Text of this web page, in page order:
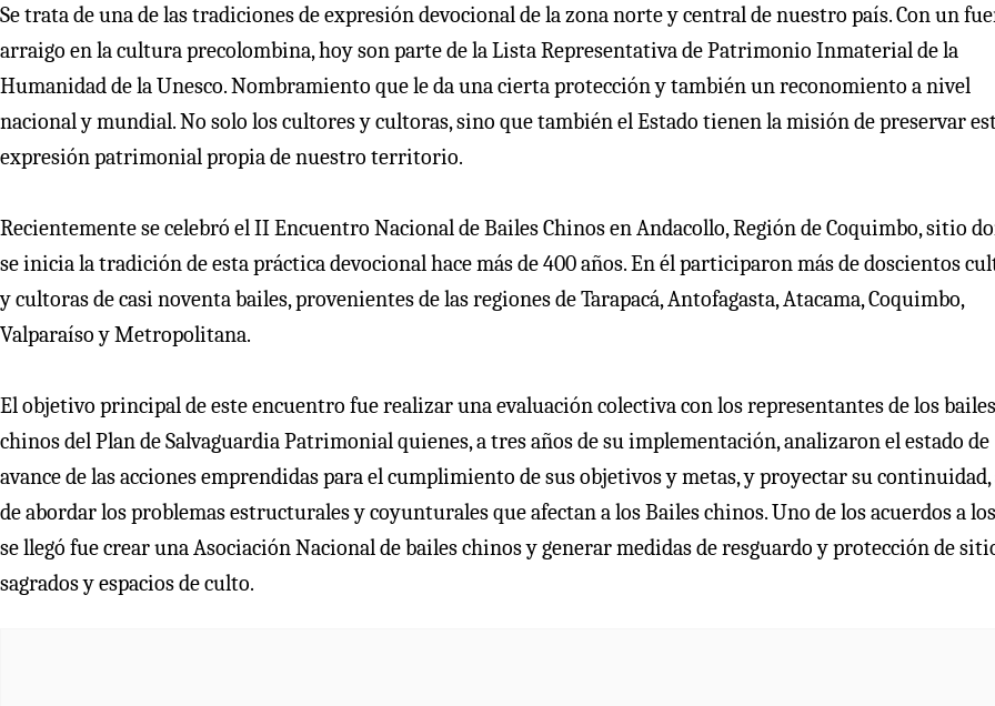
Se trata de una de las tradiciones de expresión devocional de la zona norte y central de nuestro país. Con un
arraigo en la cultura precolombina, hoy son parte de la Lista Representativa de Patrimonio Inmaterial de la
Humanidad de la Unesco. Nombramiento que le da una cierta protección y también un reconomiento a nivel
nacional y mundial. No solo los cultores y cultoras, sino que también el Estado tienen la misión de preservar
expresión patrimonial propia de nuestro territorio.
Recientemente se celebró el II Encuentro Nacional de Bailes Chinos en Andacollo, Región de Coquimbo, sitio
se inicia la tradición de esta práctica devocional hace más de 400 años. En él participaron más de doscientos
y cultoras de casi noventa bailes, provenientes de las regiones de Tarapacá, Antofagasta, Atacama, Coquimbo,
Valparaíso y Metropolitana.
El objetivo principal de este encuentro fue realizar una evaluación colectiva con los representantes de los bailes
chinos del Plan de Salvaguardia Patrimonial quienes, a tres años de su implementación, analizaron el estado de
avance de las acciones emprendidas para el cumplimiento de sus objetivos y metas, y proyectar su
de abordar los problemas estructurales y coyunturales que afectan a los Bailes chinos. Uno de los acuerdos a
se llegó fue crear una Asociación Nacional de bailes chinos y generar medidas de resguardo y protección de
sagrados y espacios de culto.